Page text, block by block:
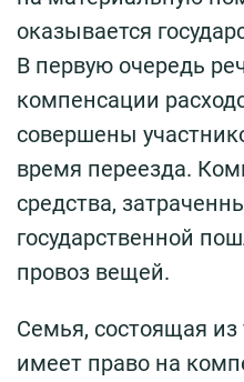
оказывается
В первую очередь
компенсации
совершены
время переезда.
средства,
государственной
провоз вещей.
Семья, состоящая
имеет право на